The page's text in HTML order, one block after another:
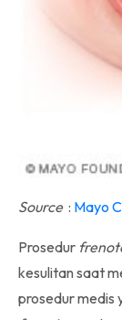
Source : Mayo
Prosedur
kesulitan saat
prosedur medis